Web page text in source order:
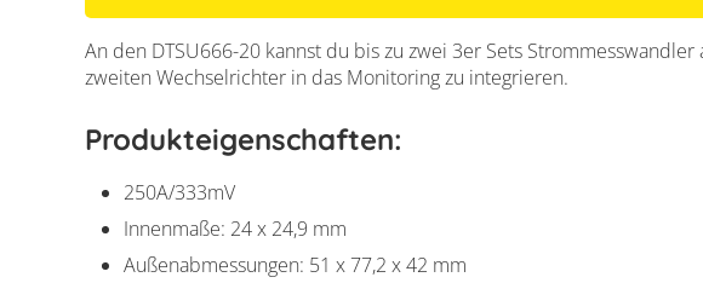
An den DTSU666-20 kannst du bis zu zwei 3er Sets
zweiten Wechselrichter in das Monitoring zu integrieren.
Produkteigenschaften:
250A/333mV
Innenmaße: 24 x 24,9 mm
Außenabmessungen: 51 x 77,2 x 42 mm